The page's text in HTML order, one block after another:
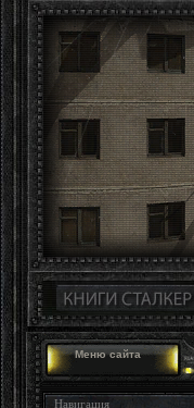
Меню сайта
Навигация